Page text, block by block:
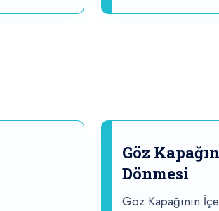
Göz
Dönmesi
Göz Kapağının